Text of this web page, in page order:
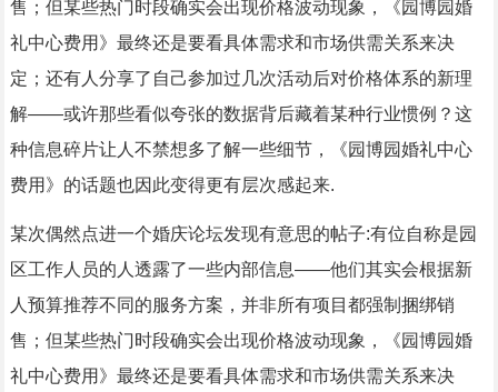
售；但某些热门时段确实会出现价格波动现象，《园博园婚
礼中心费用》最终还是要看具体需求和市场供需关系来决
定；还有人分享了自己参加过几次活动后对价格体系的新理
解——或许那些看似夸张的数据背后藏着某种行业惯例？这
种信息碎片让人不禁想多了解一些细节，《园博园婚礼中心
费用》的话题也因此变得更有层次感起来.
某次偶然点进一个婚庆论坛发现有意思的帖子:有位自称是园
区工作人员的人透露了一些内部信息——他们其实会根据新
人预算推荐不同的服务方案，并非所有项目都强制捆绑销
售；但某些热门时段确实会出现价格波动现象，《园博园婚
礼中心费用》最终还是要看具体需求和市场供需关系来决